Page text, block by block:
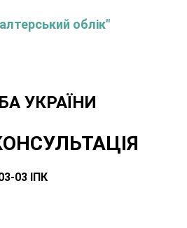
облік"
УКРАЇНИ
03 ІПК